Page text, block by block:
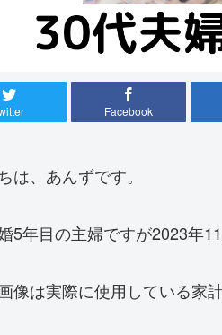
Facebook
は、あんずです。
5年目の主婦ですが2023年
像は実際に使用している家